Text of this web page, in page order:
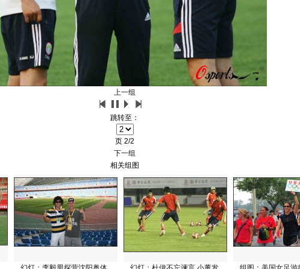
上一组
跳转至：
页 2/2
下一组
相关组图